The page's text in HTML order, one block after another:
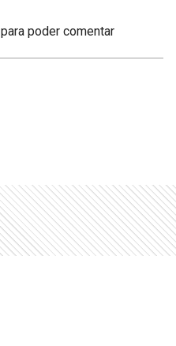
para poder comentar